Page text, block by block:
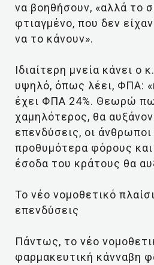
να βοηθήσουν, «αλλά το
φτιαγμένο, που δεν
να το κάνουν».
Ιδιαίτερη μνεία κάνει ο
υψηλό, όπως λέει, ΦΠΑ:
έχει ΦΠΑ 24%. Θεωρώ
χαμηλότερος, θα
επενδύσεις, οι
προθυμότερα φόρους
έσοδα του κράτους θα
Το νέο νομοθετικό
επενδύσεις
Πάντως, το νέο
φαρμακευτική κάνναβη